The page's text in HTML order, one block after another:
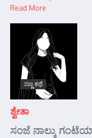
Read More
ಸಣ್ಣ ಕಥೆ
ಶ್ವೇತಾ
ಸಂಜೆ ನಾಲ್ಕು